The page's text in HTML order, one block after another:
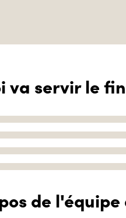
va servir le
de